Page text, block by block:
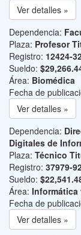
Ver detalles »
Dependencia:
Plaza: Profesor
Registro: 12424-
Sueldo:
Área: Biomédica
Fecha de
Ver detalles »
Dependencia:
Digitales de
Plaza: Técnico
Registro: 37979-
Sueldo:
Área: Informática
Fecha de
Ver detalles »